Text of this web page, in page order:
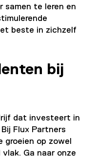
samen te leren en
beste in zichzelf
bij
dat investeert in
Flux Partners
groeien op zowel
Ga naar onze